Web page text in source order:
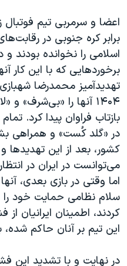
اعضا و سرمربی تیم فوتبال
برابر کره جنوبی در
اسلامی را نخوانده بودند
برخوردهایی که با این
۱۴۰۴ آنها را «بی‌شرف»
بازتاب فراوان پیدا کرد.
در «گلد کُست» و همراهی
کشور، بعد از این تهدیدها
می‌توانست در ایران در
اما وقتی در بازی بعدی،
سلام نظامی حمایت خود را
کردند، اطمینان ایرانیان
این تیم بر آنان حاکم
در نهایت و با تشدید این